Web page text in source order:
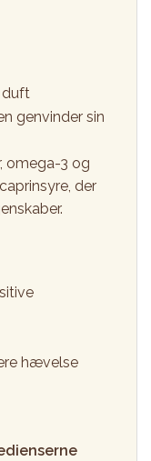
duft
genvinder sin
omega-3 og
der
hævelse